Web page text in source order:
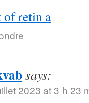
of retin a
says:
2023 at 3 h 23